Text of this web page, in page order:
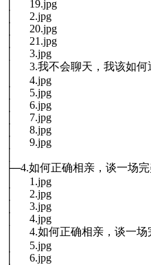
│ 19.jpg
│ 2.jpg
│ 20.jpg
│ 21.jpg
│ 3.jpg
│ 3.我不会聊天，我该如何
│ 4.jpg
│ 5.jpg
│ 6.jpg
│ 7.jpg
│ 8.jpg
│ 9.jpg
├─4.如何正确相亲，谈一场完
│ 1.jpg
│ 2.jpg
│ 3.jpg
│ 4.jpg
│ 4.如何正确相亲，谈一场
│ 5.jpg
│ 6.jpg